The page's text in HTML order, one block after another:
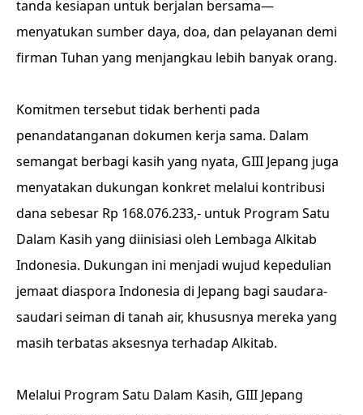
tanda kesiapan untuk berjalan bersama—
menyatukan sumber daya, doa, dan pelayanan demi
firman Tuhan yang menjangkau lebih banyak orang.
Komitmen tersebut tidak berhenti pada
penandatanganan dokumen kerja sama. Dalam
semangat berbagi kasih yang nyata, GIII Jepang juga
menyatakan dukungan konkret melalui kontribusi
dana sebesar Rp 168.076.233,- untuk Program Satu
Dalam Kasih yang diinisiasi oleh Lembaga Alkitab
Indonesia. Dukungan ini menjadi wujud kepedulian
jemaat diaspora Indonesia di Jepang bagi saudara-
saudari seiman di tanah air, khususnya mereka yang
masih terbatas aksesnya terhadap Alkitab.
Melalui Program Satu Dalam Kasih, GIII Jepang